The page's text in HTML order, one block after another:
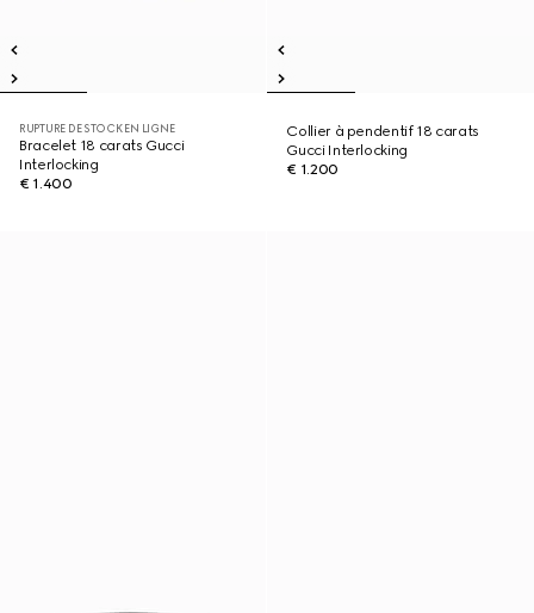
RUPTURE DE STOCK EN LIGNE
Bracelet 18 carats Gucci
Interlocking
€ 1.400
Collier à pendentif 18 carats
Gucci Interlocking
€ 1.200